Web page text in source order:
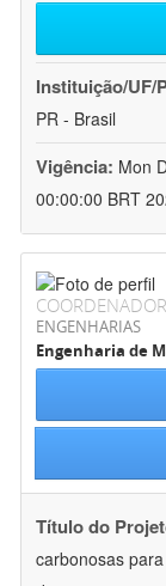
Instituição/UF/
PR - Brasil
Vigência: Mon
00:00:00 BRT
ENGENHARIAS
Engenharia de
Título do
carbonosas